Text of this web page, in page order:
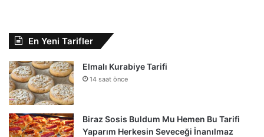
En Yeni Tarifler
Elmalı Kurabiye Tarifi
14 saat önce
Biraz Sosis Buldum Mu Hemen Bu Tarifi
Yaparım Herkesin Seveceği İnanılmaz